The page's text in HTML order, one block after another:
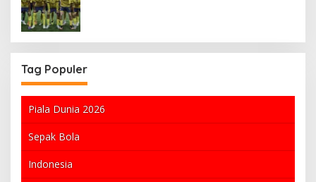
Tag Populer
Piala Dunia 2026
Sepak Bola
Indonesia